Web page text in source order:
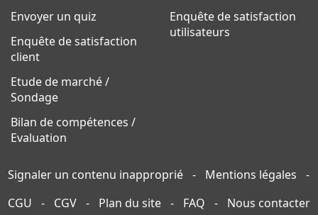
Envoyer un quiz
Enquête de satisfaction
client
Etude de marché /
Sondage
Bilan de compétences /
Evaluation
Enquête de satisfaction
utilisateurs
Signaler un contenu inapproprié - Mentions légales
-
CGU
- CGV - Plan du site - FAQ - Nous contacter